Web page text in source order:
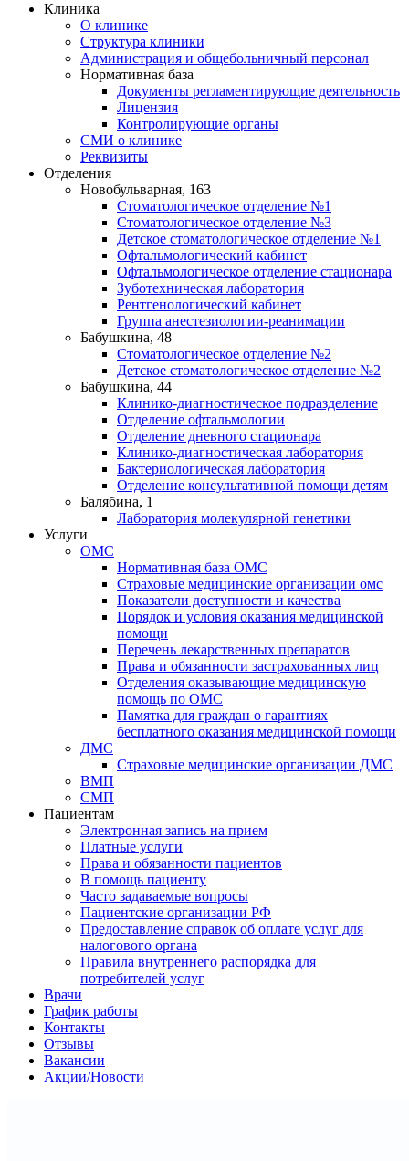
Клиника
О клинике
Структура клиники
Администрация и общебольничный персонал
Нормативная база
Документы регламентирующие деятельность
Лицензия
Контролирующие органы
СМИ о клинике
Реквизиты
Отделения
Новобульварная, 163
Стоматологическое отделение №1
Стоматологическое отделение №3
Детское стоматологическое отделение №1
Офтальмологический кабинет
Офтальмологическое отделение стационара
Зуботехническая лаборатория
Рентгенологический кабинет
Группа анестезиологии-реанимации
Бабушкина, 48
Стоматологическое отделение №2
Детское стоматологическое отделение №2
Бабушкина, 44
Клинико-диагностическое подразделение
Отделение офтальмологии
Отделение дневного стационара
Клинико-диагностическая лаборатория
Бактериологическая лаборатория
Отделение консультативной помощи детям
Балябина, 1
Лаборатория молекулярной генетики
Услуги
ОМС
Нормативная база ОМС
Страховые медицинские организации омс
Показатели доступности и качества
Порядок и условия оказания медицинской
помощи
Перечень лекарственных препаратов
Права и обязанности застрахованных лиц
Отделения оказывающие медицинскую
помощь по ОМС
Памятка для граждан о гарантиях
бесплатного оказания медицинской помощи
ДМС
Страховые медицинские организации ДМС
ВМП
СМП
Пациентам
Электронная запись на прием
Платные услуги
Права и обязанности пациентов
В помощь пациенту
Часто задаваемые вопросы
Пациентские организации РФ
Предоставление справок об оплате услуг для
налогового органа
Правила внутреннего распорядка для
потребителей услуг
Врачи
График работы
Контакты
Отзывы
Вакансии
Акции/Новости